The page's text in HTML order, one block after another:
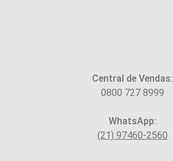
Central de Vendas:
0800 727 8999
WhatsApp:
(21) 97460-2560